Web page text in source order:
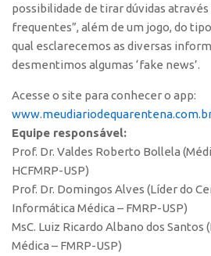
Patentes
Marcas
Softwares
Desenho Industrial
Buscar Anterioridade
Como solicitar
Portal do Inventor
VPI – Vocação para Inovação
Patrimônio Genético
possibilidade de tirar dúvidas através
frequentes”, além de um jogo, do
qual esclarecemos as diversas
desmentimos algumas ‘fake news’.
Acesse o site para conhecer o app:
www.meudiariodequarentena.com.
Equipe responsável:
Prof. Dr. Valdes Roberto Bollela
HCFMRP-USP)
Prof. Dr. Domingos Alves (Líder do
Informática Médica – FMRP-USP)
MsC. Luiz Ricardo Albano dos
Médica – FMRP-USP)